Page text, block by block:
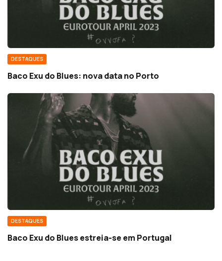
DESTAQUES
Baco Exu do Blues: nova data no Porto
DESTAQUES
Baco Exu do Blues estreia-se em Portugal